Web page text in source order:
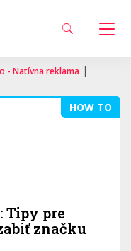
- Natívna reklama |
HOW TO
Tipy pre
značku